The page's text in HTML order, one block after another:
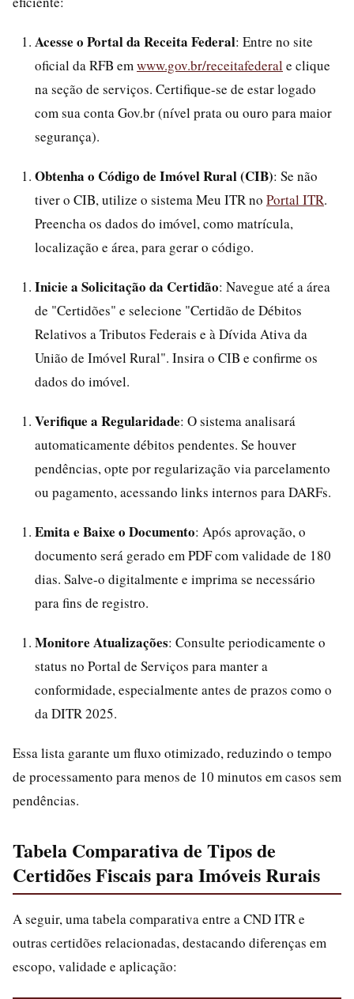
Acesse o Portal da Receita Federal: Entre no site
oficial da RFB emwww.gov.br/receitafederal e clique
na seção de serviços. Certifique-se de estar logado
com sua conta Gov.br (nível prata ou ouro para maior
segurança).
Obtenha o Código de Imóvel Rural (CIB): Se não
tiver o CIB, utilize o sistema Meu ITR no Portal ITR.
Preencha os dados do imóvel, como matrícula,
localização e área, para gerar o código.
Inicie a Solicitação da Certidão: Navegue até a área
de "Certidões" e selecione "Certidão de Débitos
Relativos a Tributos Federais e à Dívida Ativa da
União de Imóvel Rural". Insira o CIB e confirme os
dados do imóvel.
Verifique a Regularidade: O sistema analisará
automaticamente débitos pendentes. Se houver
pendências, opte por regularização via parcelamento
ou pagamento, acessando links internos para DARFs.
Emita e Baixe o Documento: Após aprovação, o
documento será gerado em PDF com validade de 180
dias. Salve-o digitalmente e imprima se necessário
para fins de registro.
Monitore Atualizações: Consulte periodicamente o
status no Portal de Serviços para manter a
conformidade, especialmente antes de prazos como o
da DITR 2025.
Essa lista garante um fluxo otimizado, reduzindo o tempo
de processamento para menos de 10 minutos em casos sem
pendências.
Tabela Comparativa de Tipos de
Certidões Fiscais para Imóveis Rurais
A seguir, uma tabela comparativa entre a CND ITR e
outras certidões relacionadas, destacando diferenças em
escopo, validade e aplicação: